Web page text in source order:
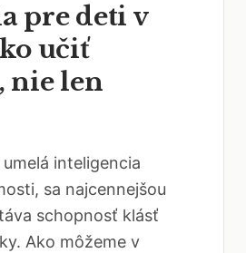
pre deti v
učiť
nie len
inteligencia
sa najcennejšou
schopnosť klásť
Ako môžeme v